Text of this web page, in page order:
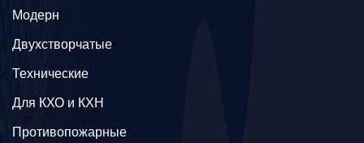
Модерн
Двухстворчатые
Технические
Для КХО и КХН
Противопожарные